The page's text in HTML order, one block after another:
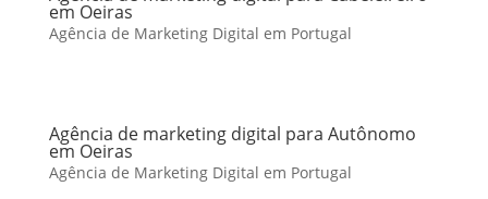
em Oeiras
Agência de Marketing Digital em Portugal
Agência de marketing digital para Autônomo
em Oeiras
Agência de Marketing Digital em Portugal